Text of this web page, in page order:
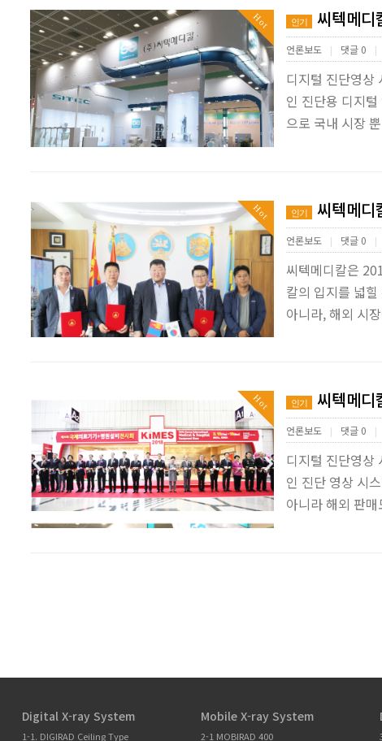
Hot 인기 씨텍메
언론보도 | 댓글 0 |
디지털 진단영상
인 진단용 디지
으로 국내 시장
Hot 인기 씨텍메
언론보도 | 댓글 0 |
씨텍메디칼은
칼의 입지를 넓
아니라, 해외 시
Hot 인기 씨텍메
언론보도 | 댓글 0 |
디지털 진단영상
인 진단 영상 시
아니라 해외 판
Digital X-ray System
1-1. DIGIRAD Ceiling Type
Mobile X-ray System
2-1 MOBIRAD 400